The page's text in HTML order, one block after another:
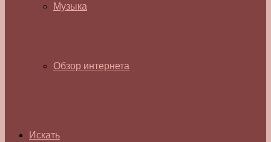
Музыка
Обзор интернета
Искать